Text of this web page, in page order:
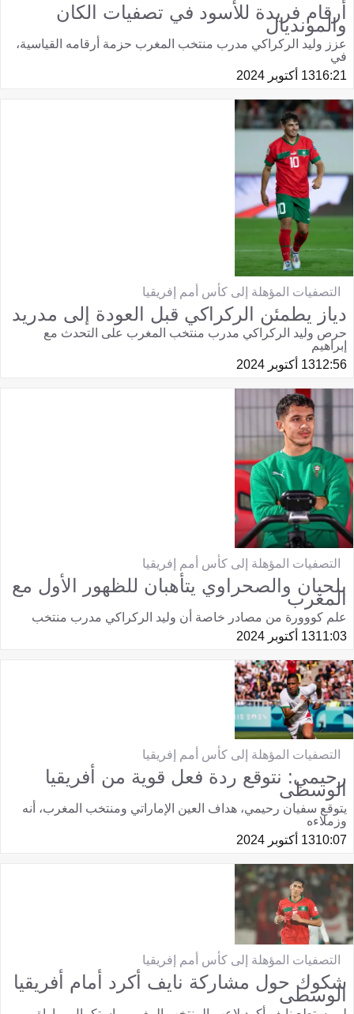
أرقام فريدة للأسود في تصفيات الكان
والمونديال
عزز وليد الركراكي مدرب منتخب المغرب حزمة أرقامه القياسية،
في
16:2113 أكتوبر 2024
التصفيات المؤهلة إلى كأس أمم إفريقيا
دياز يطمئن الركراكي قبل العودة إلى مدريد
حرص وليد الركراكي مدرب منتخب المغرب على التحدث مع
إبراهيم
12:5613 أكتوبر 2024
التصفيات المؤهلة إلى كأس أمم إفريقيا
بلحيان والصحراوي يتأهبان للظهور الأول مع
المغرب
علم كووورة من مصادر خاصة أن وليد الركراكي مدرب منتخب
11:0313 أكتوبر 2024
التصفيات المؤهلة إلى كأس أمم إفريقيا
رحيمي: نتوقع ردة فعل قوية من أفريقيا
الوسطى
يتوقع سفيان رحيمي، هداف العين الإماراتي ومنتخب المغرب، أنه
وزملاءه
10:0713 أكتوبر 2024
التصفيات المؤهلة إلى كأس أمم إفريقيا
​​​​​​​شكوك حول مشاركة نايف أكرد أمام أفريقيا
الوسطى